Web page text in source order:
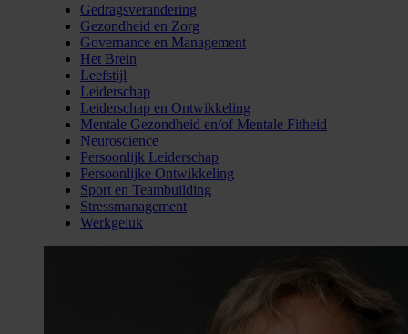
Gedragsverandering
Gezondheid en Zorg
Governance en Management
Het Brein
Leefstijl
Leiderschap
Leiderschap en Ontwikkeling
Mentale Gezondheid en/of Mentale Fitheid
Neuroscience
Persoonlijk Leiderschap
Persoonlijke Ontwikkeling
Sport en Teambuilding
Stressmanagement
Werkgeluk